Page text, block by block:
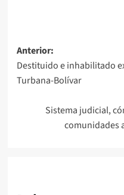
Navegación
de
entradas
Anterior:
Destituido e inhabilitado
Turbana-Bolívar
Sistema judicial,
comunidades